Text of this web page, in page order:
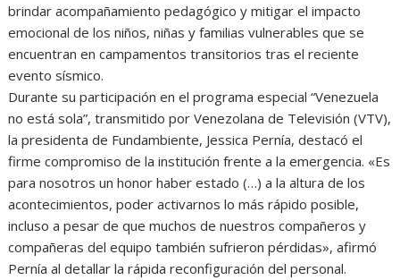
brindar acompañamiento pedagógico y mitigar el impacto
emocional de los niños, niñas y familias vulnerables que se
encuentran en campamentos transitorios tras el reciente
evento sísmico.
Durante su participación en el programa especial “Venezuela
no está sola”, transmitido por Venezolana de Televisión (VTV),
la presidenta de Fundambiente, Jessica Pernía, destacó el
firme compromiso de la institución frente a la emergencia. «Es
para nosotros un honor haber estado (…) a la altura de los
acontecimientos, poder activarnos lo más rápido posible,
incluso a pesar de que muchos de nuestros compañeros y
compañeras del equipo también sufrieron pérdidas», afirmó
Pernía al detallar la rápida reconfiguración del personal.